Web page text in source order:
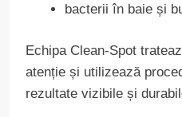
bacterii în baie și
Echipa Clean-Spot
atenție și utilizează
rezultate vizibile și